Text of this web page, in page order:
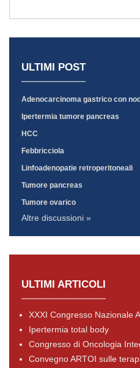
ULTIMI POST
Adenocarcinoma gastrico con
Ipertermia tumore pancreas
HCC
Febbricciola
Linfoadenopatie retroperitoneali
Tumore pancreas
Tumore ovarico
Altre discussioni »
ULTIMI ARTICOLI
XXXI Congresso Nazionale
Ipertermia total body
Congresso di Oncologia
Convegno ARTOI sulle